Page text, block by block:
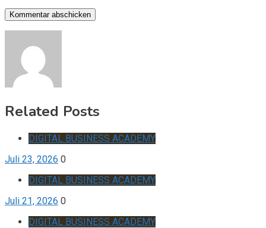
Related Posts
DIGITAL BUSINESS ACADEMY
Juli 23, 2026 0
DIGITAL BUSINESS ACADEMY
Juli 21, 2026 0
DIGITAL BUSINESS ACADEMY